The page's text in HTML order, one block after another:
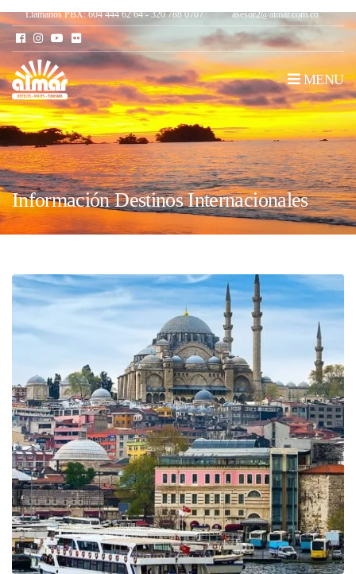
Llámanos PBX: 604 444 62 64 - 320 788 0707 asesor2@almar.com.co
MENU
Información Destinos Internacionales